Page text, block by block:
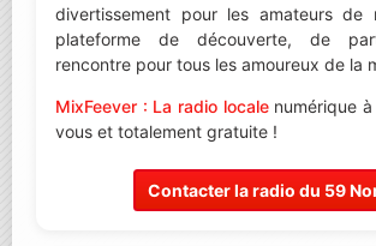
divertissement pour les amateurs de
plateforme de découverte, de
rencontre pour tous les amoureux de la
MixFeever : La radio localenumérique
vous et totalement gratuite !
Contacter la radio du 59